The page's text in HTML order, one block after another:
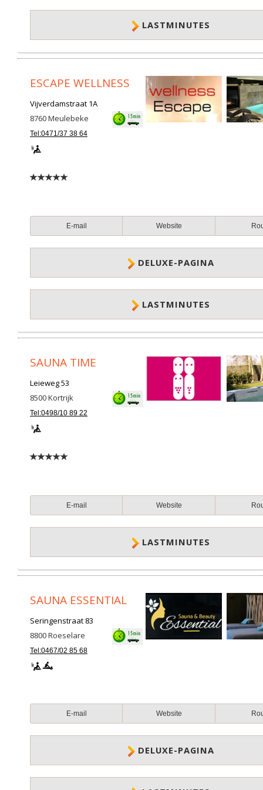
LASTMINUTES
ESCAPE WELLNESS
Vijverdamstraat 1A
8760Meulebeke
Tel:0471/37 38 64
E-mail Website
DELUXE-PAGINA
LASTMINUTES
SAUNA TIME
Leieweg 53
8500Kortrijk
Tel:0498/10 89 22
E-mail Website
LASTMINUTES
SAUNA ESSENTIAL
Seringenstraat 83
8800Roeselare
Tel:0467/02 85 68
E-mail Website
DELUXE-PAGINA